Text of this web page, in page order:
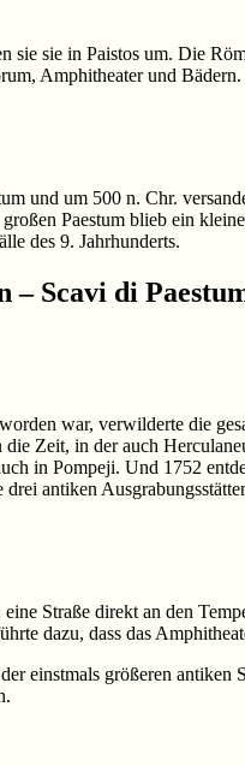
sie in Paistos um. Die
Amphitheater und
und um 500 n. Chr.
Paestum blieb ein
des 9. Jahrhunderts.
– Scavi di
war, verwilderte die
Zeit, in der auch
in Pompeji. Und 1752
antiken
Straße direkt an den
dazu, dass das
einstmals größeren